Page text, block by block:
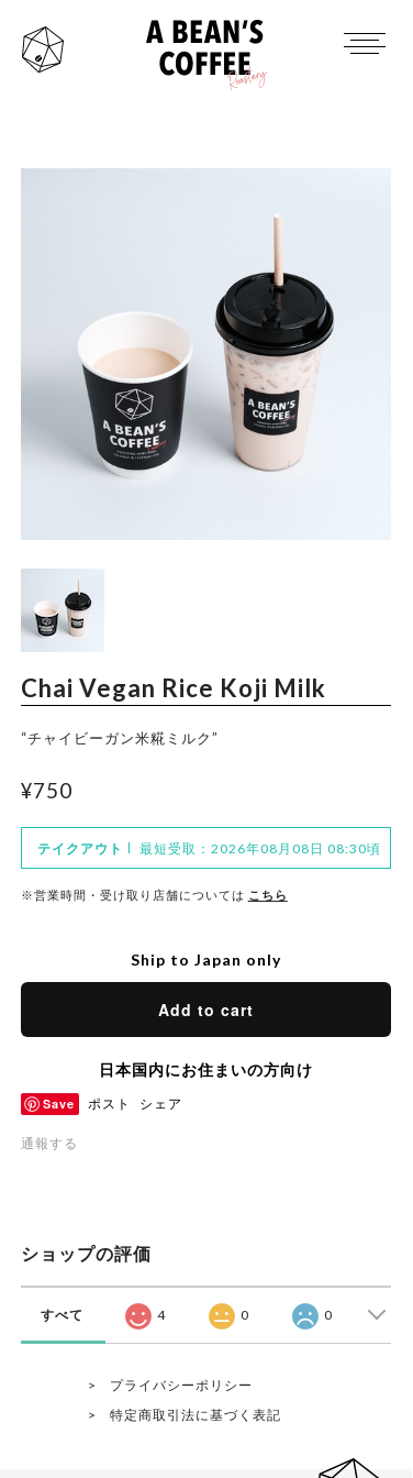
TAKE OUT MENU
PRODUCTS ITEM
INSTAGRAM
TWITTER
MAIL
OFFICAL SITE
Trade Law
Privacy Policy
Chai Vegan Rice Koji Milk
“チャイビーガン米糀ミルク”
¥750
テイクアウト 最短受取：2026年08月08日 08:30頃
※営業時間・受け取り店舗については こちら
Ship to Japan only
Add to cart
日本国内にお住まいの方向け
Save ポスト シェア
通報する
ショップの評価
すべて 4 0 0
プライバシーポリシー
特定商取引法に基づく表記